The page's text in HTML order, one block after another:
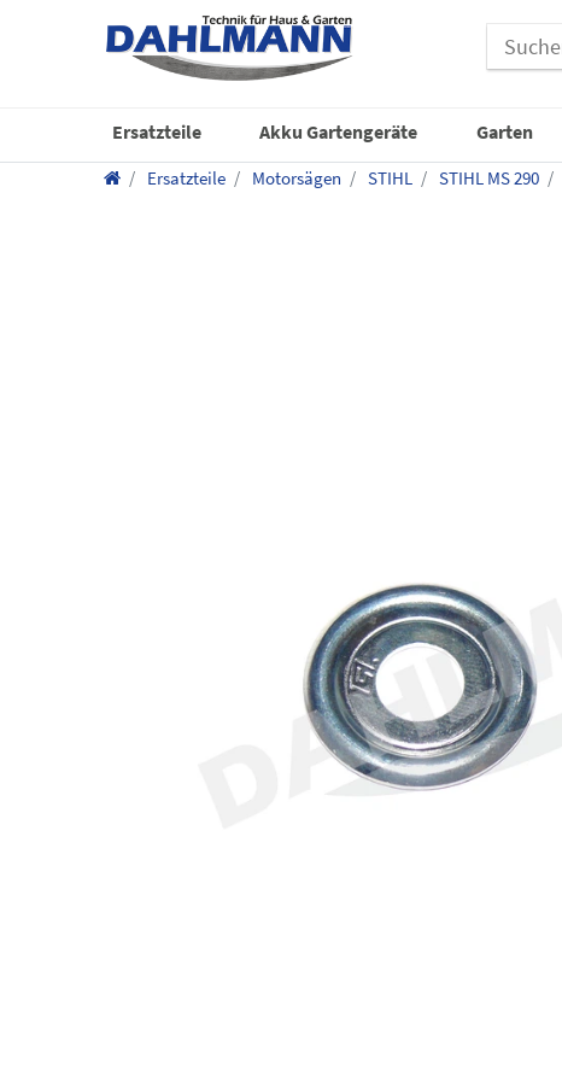
Ersatzteile Akku Gartengeräte Garten
Ersatzteile Motorsägen STIHL STIHL MS 290